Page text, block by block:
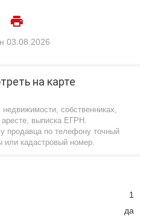
03.08.2026
на карте
собственниках,
выписка ЕГРН.
продавца по телефону точный
или кадастровый номер.
1
да